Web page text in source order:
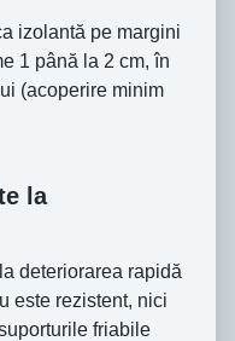
izolantă pe margini
1 până la 2 cm, în
(acoperire minim
la
deteriorarea rapidă
este rezistent, nici
friabile